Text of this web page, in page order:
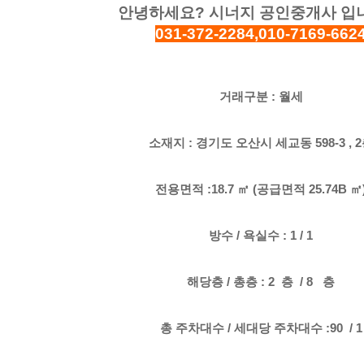
안녕하세요? 시너지 공인중개사 입
031-372-2284,010-7169-
거래구분 : 월세
소재지 : 경기도 오산시 세교동 598-3 , 2
전용면적 :18.7 ㎡ (공급면적 25.74B
방수 / 욕실수 : 1 / 1
해당층 / 총층 : 2 층 / 8 층
총 주차대수 / 세대당 주차대수 :90 / 1